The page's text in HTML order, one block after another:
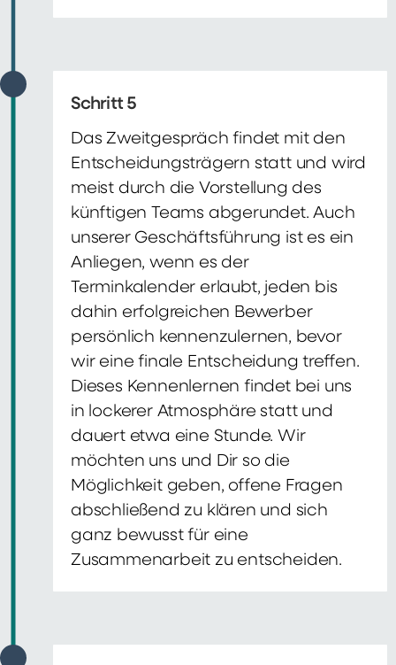
Schritt 5
Das Zweitgespräch findet mit den
Entscheidungsträgern statt und wird
meist durch die Vorstellung des
künftigen Teams abgerundet. Auch
unserer Geschäftsführung ist es ein
Anliegen, wenn es der
Terminkalender erlaubt, jeden bis
dahin erfolgreichen Bewerber
persönlich kennenzulernen, bevor
wir eine finale Entscheidung treffen.
Dieses Kennenlernen findet bei uns
in lockerer Atmosphäre statt und
dauert etwa eine Stunde. Wir
möchten uns und Dir so die
Möglichkeit geben, offene Fragen
abschließend zu klären und sich
ganz bewusst für eine
Zusammenarbeit zu entscheiden.